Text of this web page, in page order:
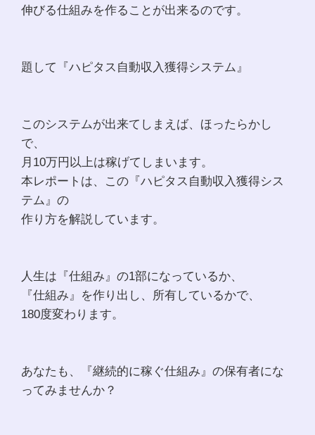
伸びる仕組みを作ることが出来るのです。
題して『ハピタス自動収入獲得システム』
このシステムが出来てしまえば、ほったらかし
で、
月10万円以上は稼げてしまいます。
本レポートは、この『ハピタス自動収入獲得シス
テム』の
作り方を解説しています。
人生は『仕組み』の1部になっているか、
『仕組み』を作り出し、所有しているかで、
180度変わります。
あなたも、『継続的に稼ぐ仕組み』の保有者にな
ってみませんか？